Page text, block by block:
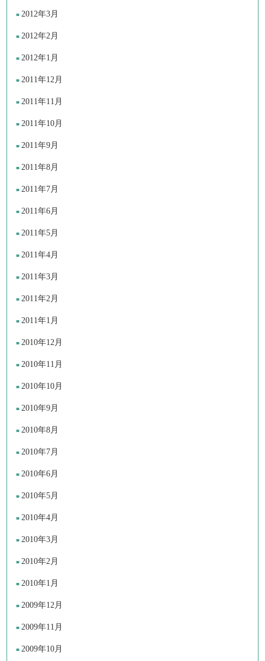
2012年3月
2012年2月
2012年1月
2011年12月
2011年11月
2011年10月
2011年9月
2011年8月
2011年7月
2011年6月
2011年5月
2011年4月
2011年3月
2011年2月
2011年1月
2010年12月
2010年11月
2010年10月
2010年9月
2010年8月
2010年7月
2010年6月
2010年5月
2010年4月
2010年3月
2010年2月
2010年1月
2009年12月
2009年11月
2009年10月